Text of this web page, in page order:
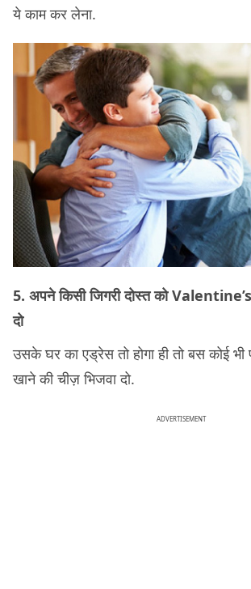
ये काम कर लेना.
5. अपने किसी जिगरी दोस्त को
दो
उसके घर का एड्रेस तो होगा ही तो बस कोई भी
खाने की चीज़ भिजवा दो.
ADVERTISEMENT